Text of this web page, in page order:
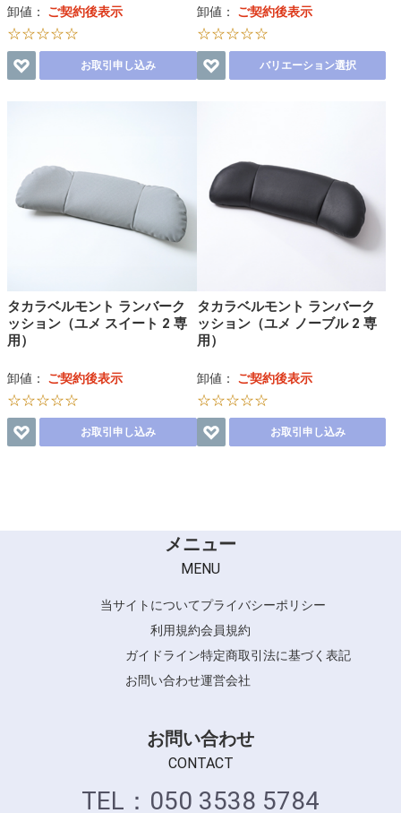
卸値： ご契約後表示
☆☆☆☆☆
お取引申し込み
卸値： ご契約後表示
☆☆☆☆☆
バリエーション選択
タカラベルモント ランバーク
ッション（ユメ スイート 2 専
用）
卸値： ご契約後表示
☆☆☆☆☆
お取引申し込み
タカラベルモント ランバーク
ッション（ユメ ノーブル 2 専
用）
卸値： ご契約後表示
☆☆☆☆☆
お取引申し込み
メニュー
MENU
当サイトについてプライバシーポリシー
利用規約会員規約
ガイドライン特定商取引法に基づく表記
お問い合わせ運営会社
お問い合わせ
CONTACT
TEL：050 3538 5784